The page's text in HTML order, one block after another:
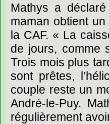
Mathys a
maman obtient un
la CAF. « La
de jours, comme
Trois mois plus
sont prêtes,
couple reste un
André-le-Puy.
régulièrement